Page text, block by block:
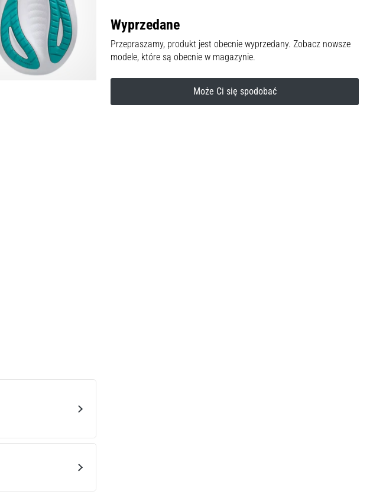
Wyprzedane
Przepraszamy, produkt jest obecnie wyprzedany. Zobacz nowsze
modele, które są obecnie w magazynie.
Może Ci się spodobać